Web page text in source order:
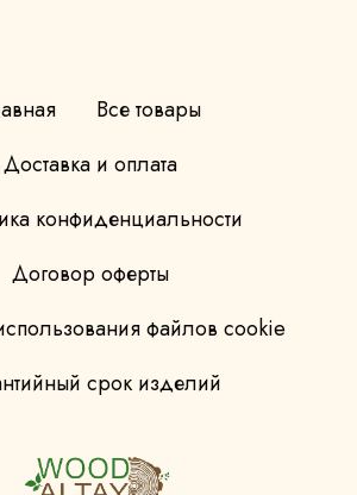
Все товары
Доставка и оплата
конфиденциальности
Договор оферты
файлов cookie
срок изделий